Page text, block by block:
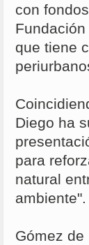
con
que tiene
Diego ha
para
natural
ambiente".
Gómez